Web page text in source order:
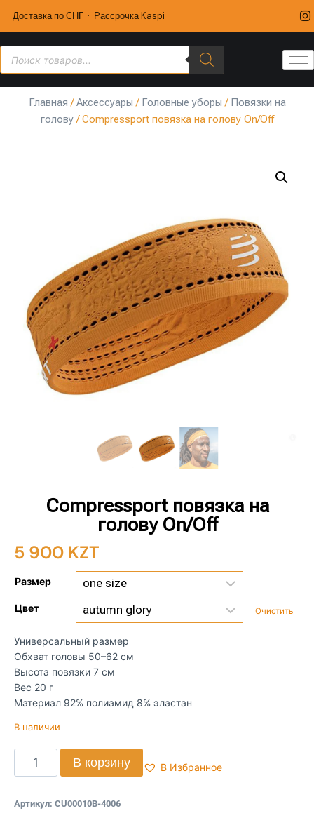
Доставка по СНГ · Рассрочка Kaspi
Главная /Аксессуары / Головные уборы / Повязки на
голову/ Compressport повязка на голову On/Off
Compressport повязка на
голову On/Off
5 900 KZT
Размер
Цвет Очистить
Универсальный размер
Обхват головы 50–62 см
Высота повязки 7 см
Вес 20 г
Материал 92% полиамид 8% эластан
В наличии
В корзину В Избранное
Артикул: CU00010B-4006